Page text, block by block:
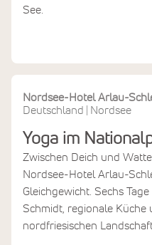
See.
Nordsee-Hotel Arlau-
Deutschland
Nordsee
Yoga im
Zwischen Deich und
Nordsee-Hotel Arlau-
Gleichgewicht. Sechs
Schmidt, regionale Küche
nordfriesischen